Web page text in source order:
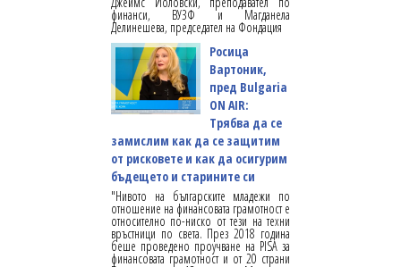
финанси, ВУЗФ и Магданела
Делинешева, председател на Фондация
Росица
Вартоник,
пред Bulgaria
ON AIR:
Трябва да се
замислим как да се защитим
от рисковете и как да осигурим
бъдещето и старините си
"Нивото на българските младежи по
отношение на финансовата грамотност е
относително по-ниско от тези на техни
връстници по света. През 2018 година
беше проведено проучване на PISA за
финансовата грамотност и от 20 страни